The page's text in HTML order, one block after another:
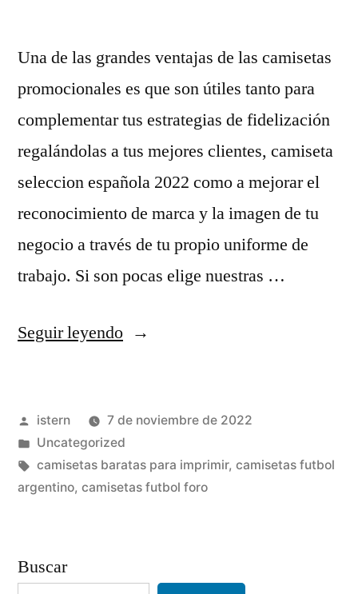
Una de las grandes ventajas de las camisetas
promocionales es que son útiles tanto para
complementar tus estrategias de fidelización
regalándolas a tus mejores clientes, camiseta
seleccion española 2022 como a mejorar el
reconocimiento de marca y la imagen de tu
negocio a través de tu propio uniforme de
trabajo. Si son pocas elige nuestras …
Seguir leyendo«camiseta
futbol»
Publicado
por
istern
7 de noviembre de 2022
Publicado
en
Uncategorized
Etiquetas:
camisetas baratas para imprimir, camisetas futbol
argentino, camisetas futbol foro
Buscar